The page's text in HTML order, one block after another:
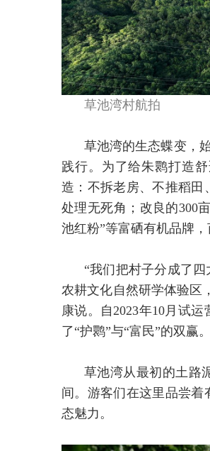
草池湾村航拍
草池湾的生态蝶变，
践行。为了给朱鹮打造
造：不拆老房、不推稻田
处理无死角；改良的300
池红粉”等富硒有机品牌，
“我们把村子分成了
农耕文化自然研学体验区
康说。自2023年10月试
了“护鹮”与“富民”的双赢。
草池湾从最初的土路
间。游客们在这里品尝着
态魅力。